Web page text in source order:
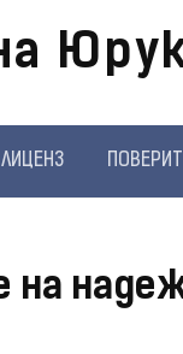
ЛИЦЕНЗ
на